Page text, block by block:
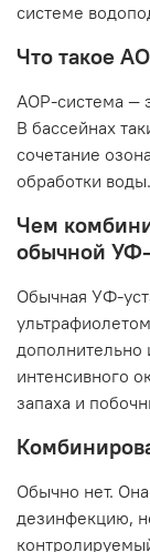
системе
Что такое
АОР-система —
В бассейнах
сочетание
обработки воды.
Чем
обычной УФ-
Обычная УФ-
дополнительно
интенсивного
запаха и
Обычно нет.
дезинфекцию,